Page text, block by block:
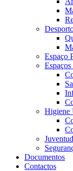
Espaço
Espaços
Higiene
Documentos
Contactos